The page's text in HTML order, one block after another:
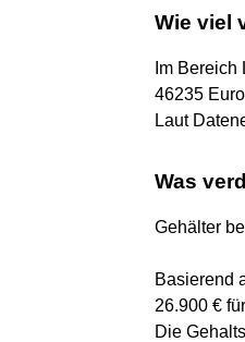
Wie viel
Im
46235
Laut
Was
Gehälter
Basierend
26.900 €
Die